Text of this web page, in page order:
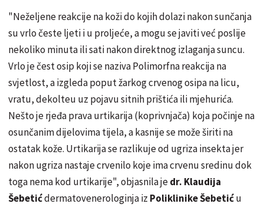
"Neželjene reakcije na koži do kojih dolazi nakon sunčanja
su vrlo česte ljeti i u proljeće, a mogu se javiti već poslije
nekoliko minuta ili sati nakon direktnog izlaganja suncu.
Vrlo je čest osip koji se naziva Polimorfna reakcija na
svjetlost, a izgledapoputžarkog crvenog osipa na licu,
vratu, dekolteu uz pojavusitnihprištića ili mjehurića.
Nešto je rjeđa prava urtikarija (koprivnjača) koja počinje na
osunčanim dijelovima tijela, a kasnije se može širiti na
ostatak kože. Urtikarija se razlikuje od ugriza insekta jer
nakon ugriza nastaje crvenilo koje ima crvenu sredinu dok
toga nema kod urtikarije", objasnilajedr. Klaudija
Šebetićdermatovenerologinja iz PoliklinikeŠebetiću